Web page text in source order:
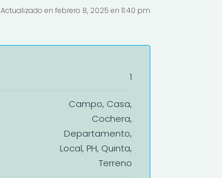
Actualizado en febrero 8, 2025 en 11:40 pm
1
Campo, Casa,
Cochera,
Departamento,
Local, PH, Quinta,
Terreno